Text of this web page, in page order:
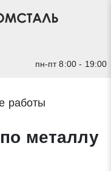
пн-пт 8:00 - 19:00
работы
металлу